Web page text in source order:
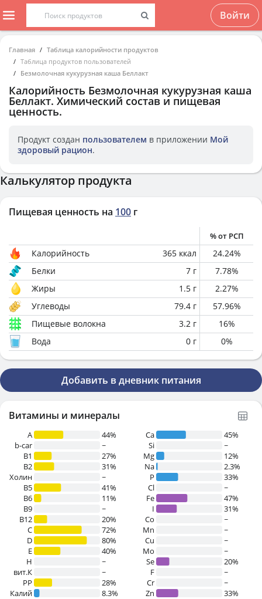
Войти
Главная
Таблица калорийности продуктов
Таблица продуктов пользователей
Безмолочная кукурузная каша Беллакт
Калорийность Безмолочная кукурузная каша
Беллакт. Химический состав и пищевая
ценность.
Продукт создан пользователем в приложении Мой
здоровый рацион.
Калькулятор продукта
Пищевая ценность на 100 г
% от РСП
Калорийность 365 ккал 24.24%
Белки
7 г 7.78%
Жиры
1.5 г 2.27%
Углеводы
79.4 г 57.96%
Пищевые волокна
3.2 г 16%
Вода
0 г 0%
Добавить в дневник питания
Витамины и минералы
A
44%
b-car
~
В1
27%
B2
31%
Холин
~
B5
41%
B6
11%
B9
~
B12
20%
C
72%
D
80%
E
40%
H
~
вит.К
~
PP
28%
Калий
8.3%
Ca
45%
Si
~
Mg
12%
Na
2.3%
P
33%
Cl
~
Fe
47%
I
31%
Co
~
Mn
~
Cu
~
Mo
~
Se
20%
F
~
Cr
~
Zn
33%